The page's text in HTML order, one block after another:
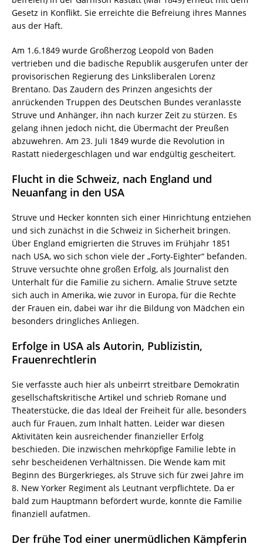
Gesetz in Konflikt. Sie erreichte die Befreiung ihres Mannes
aus der Haft.
Am 1.6.1849 wurde Großherzog Leopold von Baden
vertrieben und die badische Republik ausgerufen unter der
provisorischen Regierung des Linksliberalen Lorenz
Brentano. Das Zaudern des Prinzen angesichts der
anrückenden Truppen des Deutschen Bundes veranlasste
Struve und Anhänger, ihn nach kurzer Zeit zu stürzen. Es
gelang ihnen jedoch nicht, die Übermacht der Preußen
abzuwehren. Am 23. Juli 1849 wurde die Revolution in
Rastatt niedergeschlagen und war endgültig gescheitert.
Flucht in die Schweiz, nach England und
Neuanfang in den USA
Struve und Hecker konnten sich einer Hinrichtung entziehen
und sich zunächst in die Schweiz in Sicherheit bringen.
Über England emigrierten die Struves im Frühjahr 1851
nach USA, wo sich schon viele der „Forty-Eighter“ befanden.
Struve versuchte ohne großen Erfolg, als Journalist den
Unterhalt für die Familie zu sichern. Amalie Struve setzte
sich auch in Amerika, wie zuvor in Europa, für die Rechte
der Frauen ein, dabei war ihr die Bildung von Mädchen ein
besonders dringliches Anliegen.
Erfolge in USA als Autorin, Publizistin,
Frauenrechtlerin
Sie verfasste auch hier als unbeirrt streitbare Demokratin
gesellschaftskritische Artikel und schrieb Romane und
Theaterstücke, die das Ideal der Freiheit für alle, besonders
auch für Frauen, zum Inhalt hatten. Leider war diesen
Aktivitäten kein ausreichender finanzieller Erfolg
beschieden. Die inzwischen mehrköpfige Familie lebte in
sehr bescheidenen Verhältnissen. Die Wende kam mit
Beginn des Bürgerkrieges, als Struve sich für zwei Jahre im
8. New Yorker Regiment als Leutnant verpflichtete. Da er
bald zum Hauptmann befördert wurde, konnte die Familie
finanziell aufatmen.
Der frühe Tod einer unermüdlichen Kämpferin